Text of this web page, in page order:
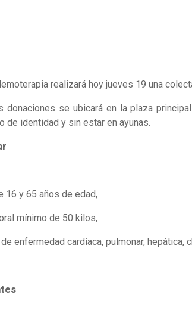
realizará hoy jueves 19 una
donaciones se ubicará en la plaza
de identidad y sin estar en ayunas.
y 65 años de edad,
mínimo de 50 kilos,
cardíaca, pulmonar, hepática,